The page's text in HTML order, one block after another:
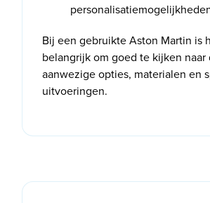
Bij een gebruikte Aston Martin is
belangrijk om goed te kijken naar
aanwezige opties, materialen en
uitvoeringen.